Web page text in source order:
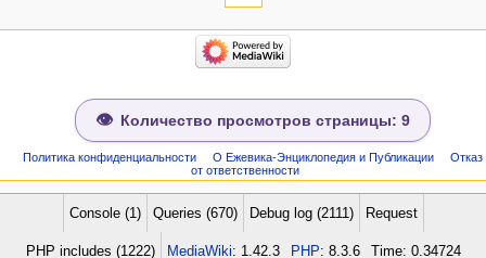
о странице
категории
Проекты/Участники/
Публикации:Авторы
ежевиковый куст
ЕжеВиКа,Еврейская Вики-
энциклопедия
Количество просмотров страницы: 9
Политика конфиденциальности О Ежевика-Энциклопедия и Публикации
Отказ
от ответственности
Console (1) Queries (670) Debug log (2111) Request
PHP includes (1222) MediaWiki: 1.42.3 PHP: 8.3.6 Time: 0.34724